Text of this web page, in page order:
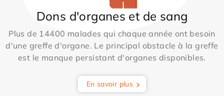
Dons d'organes et de sang
Plus de 14400 malades qui chaque année ont besoin
d'une greffe d'organe. Le principal obstacle à la greffe
est le manque persistant d'organes disponibles.
En savoir plus